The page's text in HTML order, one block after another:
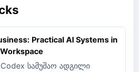
Practical AI Systems in
სამუშაო ადგილი